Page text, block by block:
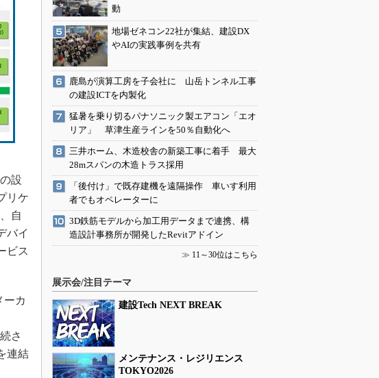
設
リケ
自
バイ
ビス
ーカ
さ
連結
動
地場ゼネコン22社が集結、建設DX
やAIの実践事例を共有
鹿島が演算工房を子会社に 山岳トンネル工事
の建設ICTを内製化
猛暑を乗り切るパナソニック製エアコン「エオ
リア」 草津生産ラインを50％自動化へ
三井ホーム、木造校舎の新築工事に着手 最大
28mスパンの木造トラス採用
「後付け」で既存建機を遠隔操作 車いす利用
者でもオペレーターに
3D鉄筋モデルから加工用データまで連携、構
造設計事務所が開発したRevitアドイン
≫ 11～30位はこちら
展示会/注目テーマ
建設Tech NEXT BREAK
メンテナンス・レジリエンス
TOKYO2026